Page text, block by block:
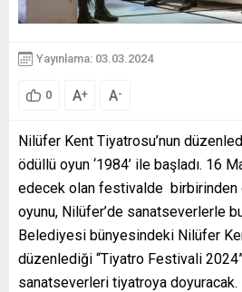
Yayınlama: 03.03.2024
0 A+ A-
Nilüfer Kent Tiyatrosu’nun
ödüllü oyun ‘1984’ ile başladı. 16
edecek olan festivalde birbirinden
oyunu, Nilüfer’de sanatseverlerle
Belediyesi bünyesindeki Nilüfer
düzenlediği “Tiyatro Festivali
sanatseverleri tiyatroya